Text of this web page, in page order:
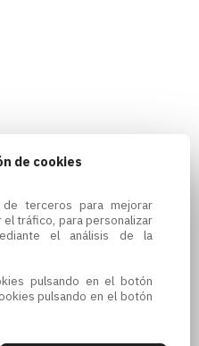
de cookies
terceros para mejorar
tráfico, para personalizar
el análisis de la
pulsando en el botón
pulsando en el botón